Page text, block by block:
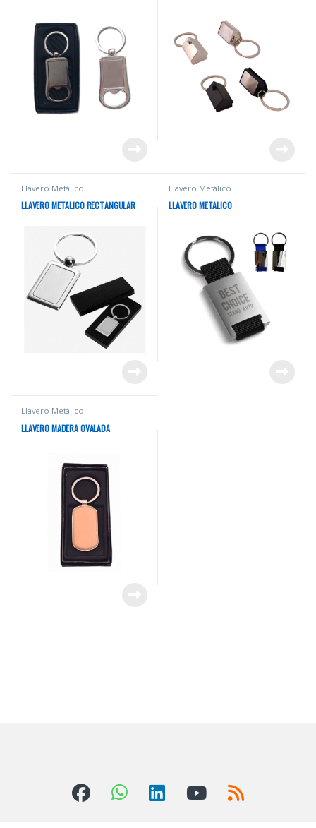
Llavero Metálico
LLAVERO METALICO RECTANGULAR
Llavero Metálico
LLAVERO METALICO
Llavero Metálico
LLAVERO MADERA OVALADA